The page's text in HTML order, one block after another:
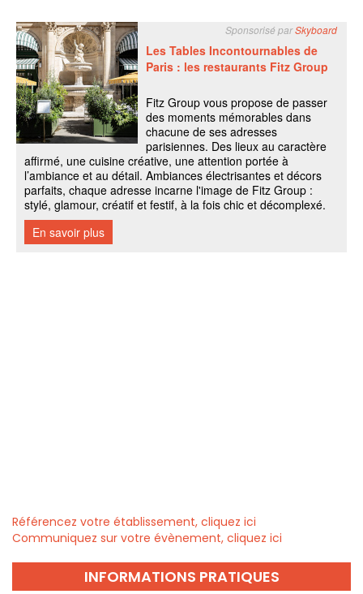
Référencez votre établissement, cliquez ici
Communiquez sur votre évènement, cliquez ici
INFORMATIONS PRATIQUES